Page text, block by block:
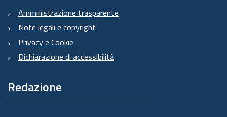
Amministrazione trasparente
Note legali e copyright
Privacy e Cookie
Dichiarazione di accessibilità
Redazione